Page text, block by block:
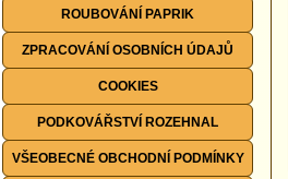
ROUBOVÁNÍ PAPRIK
ZPRACOVÁNÍ OSOBNÍCH ÚDAJŮ
COOKIES
PODKOVÁŘSTVÍ ROZEHNAL
VŠEOBECNÉ OBCHODNÍ PODMÍNKY